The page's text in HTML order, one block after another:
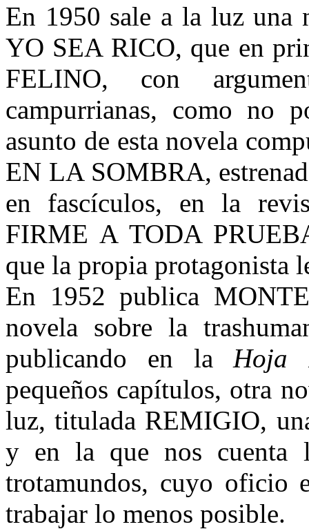
En 1950 sale a la luz una
YO SEA RICO, que en
FELINO, con
campurrianas, como no
asunto de esta novela
EN LA SOMBRA,
en fascículos, en la
FIRME A TODA
que la propia protagonista
En 1952 publica
novela sobre la
publicando en la Hoja
pequeños capítulos, otra
luz, titulada REMIGIO,
y en la que nos cuenta
trotamundos, cuyo oficio
trabajar lo menos posible.